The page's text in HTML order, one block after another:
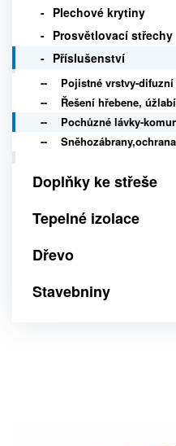
Plechové krytiny
Prosvětlovací střechy
Příslušenství
Pojistné vrstvy-
Řešení hřebene,
Pochůzné lávky-
Doplňky ke střeše
Tepelné izolace
Dřevo
Stavebniny